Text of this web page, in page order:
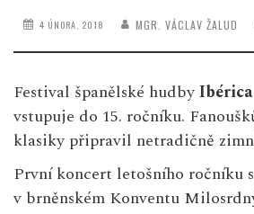
4 ÚNORA, 2018 MGR. VÁCLAV ŽALUD
Festival španělské hudbyIbérica
vstupuje do 15. ročníku.
klasiky připravil netradičně
První koncert letošního ročníku
v brněnském Konventu